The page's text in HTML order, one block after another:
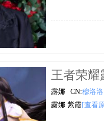
王者荣耀
露娜 CN:穆洛洛
露娜 紫霞[查看